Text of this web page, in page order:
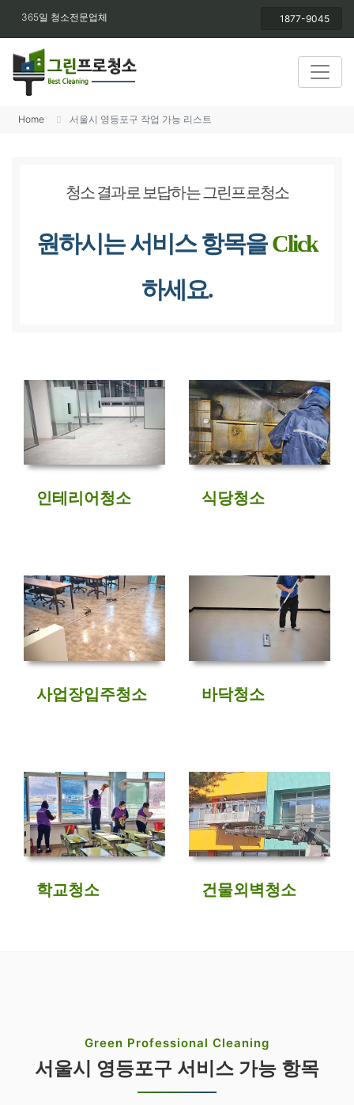
365일 청소전문업체 1877-9045
Home 서울시 영등포구 작업 가능 리스트
청소 결과로 보답하는 그린프로청소
원하시는 서비스 항목을Click
하세요.
인테리어청소 식당청소
사업장입주청소 바닥청소
학교청소 건물외벽청소
Green Professional Cleaning
서울시 영등포구 서비스 가능 항목